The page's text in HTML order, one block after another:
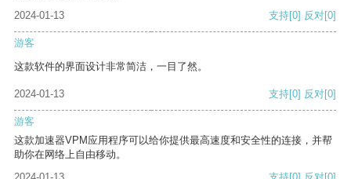
2024-01-13
支持[0] 反对[0]
游客
这款软件的界面设计非常简洁，一目了然。
2024-01-13 支持[0] 反对[0]
游客
这款加速器VPM应用程序可以给你提供最高速度和安全性的连接，并帮
助你在网络上自由移动。